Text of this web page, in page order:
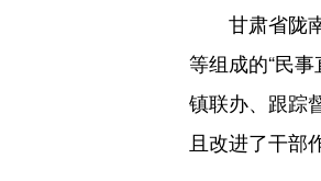
甘肃省陇南
等组成的“民
镇联办、跟踪
且改进了干部